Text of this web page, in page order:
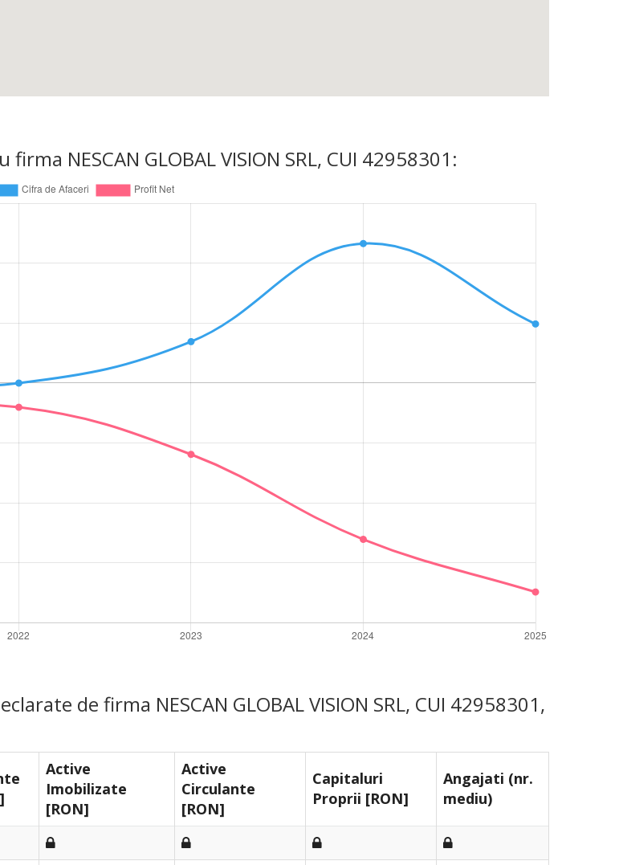
NESCAN GLOBAL VISION SRL, CUI 42958301:
de firma NESCAN GLOBAL VISION SRL, CUI 42958301,
Active
Imobilizate
[RON]
Active
Circulante
[RON]
Capitaluri
Proprii [RON]
Angajati (nr.
mediu)